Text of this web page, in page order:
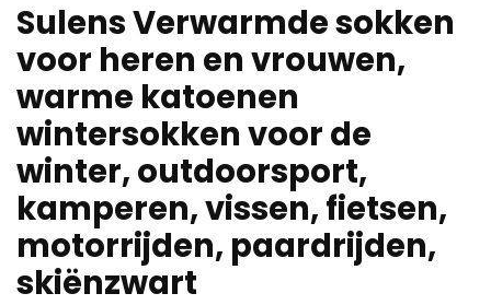
Sulens Verwarmde sokken
voor heren en vrouwen,
warme katoenen
wintersokken voor de
winter, outdoorsport,
kamperen, vissen, fietsen,
motorrijden, paardrijden,
skiënzwart